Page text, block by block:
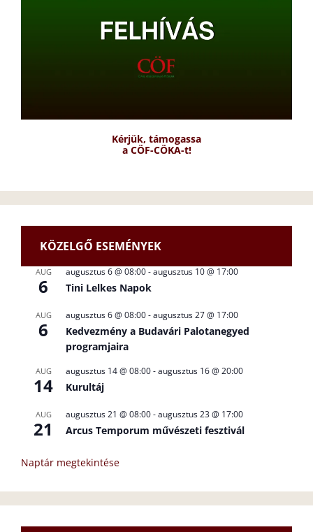
Kérjük, támogassa
a CÖF-CÖKA-t!
KÖZELGŐ ESEMÉNYEK
AUG
6
augusztus 6 @ 08:00-augusztus 10 @ 17:00
Tini Lelkes Napok
AUG
6
augusztus 6 @ 08:00-augusztus 27 @ 17:00
Kedvezmény a Budavári Palotanegyed
programjaira
AUG
14
augusztus 14 @ 08:00-augusztus 16 @ 20:00
Kurultáj
AUG
21
augusztus 21 @ 08:00-augusztus 23 @ 17:00
Arcus Temporum művészeti fesztivál
Naptár megtekintése